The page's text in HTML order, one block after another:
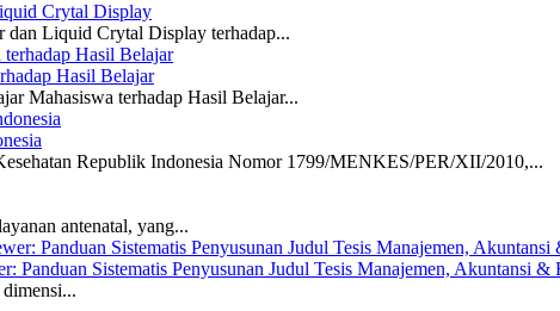
Crytal Display
dan Liquid Crytal Display terhadap...
Hasil Belajar
Mahasiswa terhadap Hasil Belajar...
Republik Indonesia Nomor 1799/MENKES/PER/XII/2010,...
antenatal, yang...
Sistematis Penyusunan Judul Tesis Manajemen, Akuntansi &